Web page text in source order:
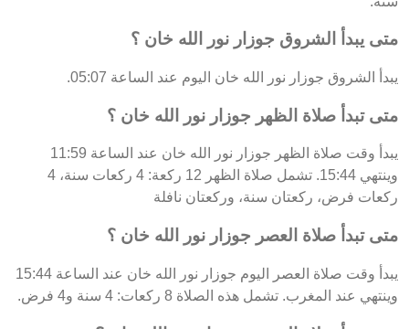
متى يبدأ الشروق جوزار نور الله خان ؟
يبدأ الشروق جوزار نور الله خان اليوم عند الساعة 05:07.
متى تبدأ صلاة الظهر جوزار نور الله خان ؟
يبدأ وقت صلاة الظهر جوزار نور الله خان عند الساعة 11:59
وينتهي 15:44. تشمل صلاة الظهر 12 ركعة: 4 ركعات سنة، 4
ركعات فرض، ركعتان سنة، وركعتان نافلة
متى تبدأ صلاة العصر جوزار نور الله خان ؟
يبدأ وقت صلاة العصر اليوم جوزار نور الله خان عند الساعة 15:44
وينتهي عند المغرب. تشمل هذه الصلاة 8 ركعات: 4 سنة و4 فرض.